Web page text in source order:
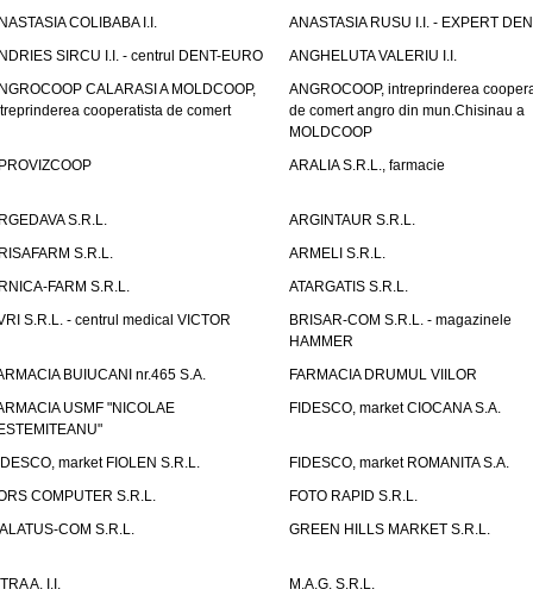
COLIBABA I.I.
ANASTASIA RUSU I.I. - EXPERT
SIRCU I.I. - centrul DENT-EURO
ANGHELUTA VALERIU I.I.
CALARASI A MOLDCOOP,
cooperatista de comert
ANGROCOOP, intreprinderea
de comert angro din mun.Chisinau a
MOLDCOOP
ARALIA S.R.L., farmacie
S.R.L.
ARGINTAUR S.R.L.
S.R.L.
ARMELI S.R.L.
FARM S.R.L.
ATARGATIS S.R.L.
S.R.L. - centrul medical VICTOR
BRISAR-COM S.R.L. - magazinele
HAMMER
BUIUCANI nr.465 S.A.
FARMACIA DRUMUL VIILOR
USMF "NICOLAE
FIDESCO, market CIOCANA S.A.
market FIOLEN S.R.L.
FIDESCO, market ROMANITA S.A.
COMPUTER S.R.L.
FOTO RAPID S.R.L.
COM S.R.L.
GREEN HILLS MARKET S.R.L.
A. I.I.
M.A.G. S.R.L.